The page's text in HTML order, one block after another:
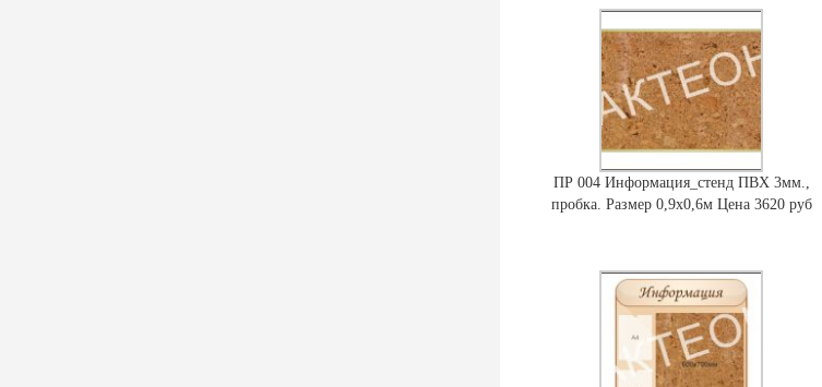
ПР 004 Информация_стенд ПВХ 3мм.,
пробка. Размер 0,9х0,6м Цена 3620 руб